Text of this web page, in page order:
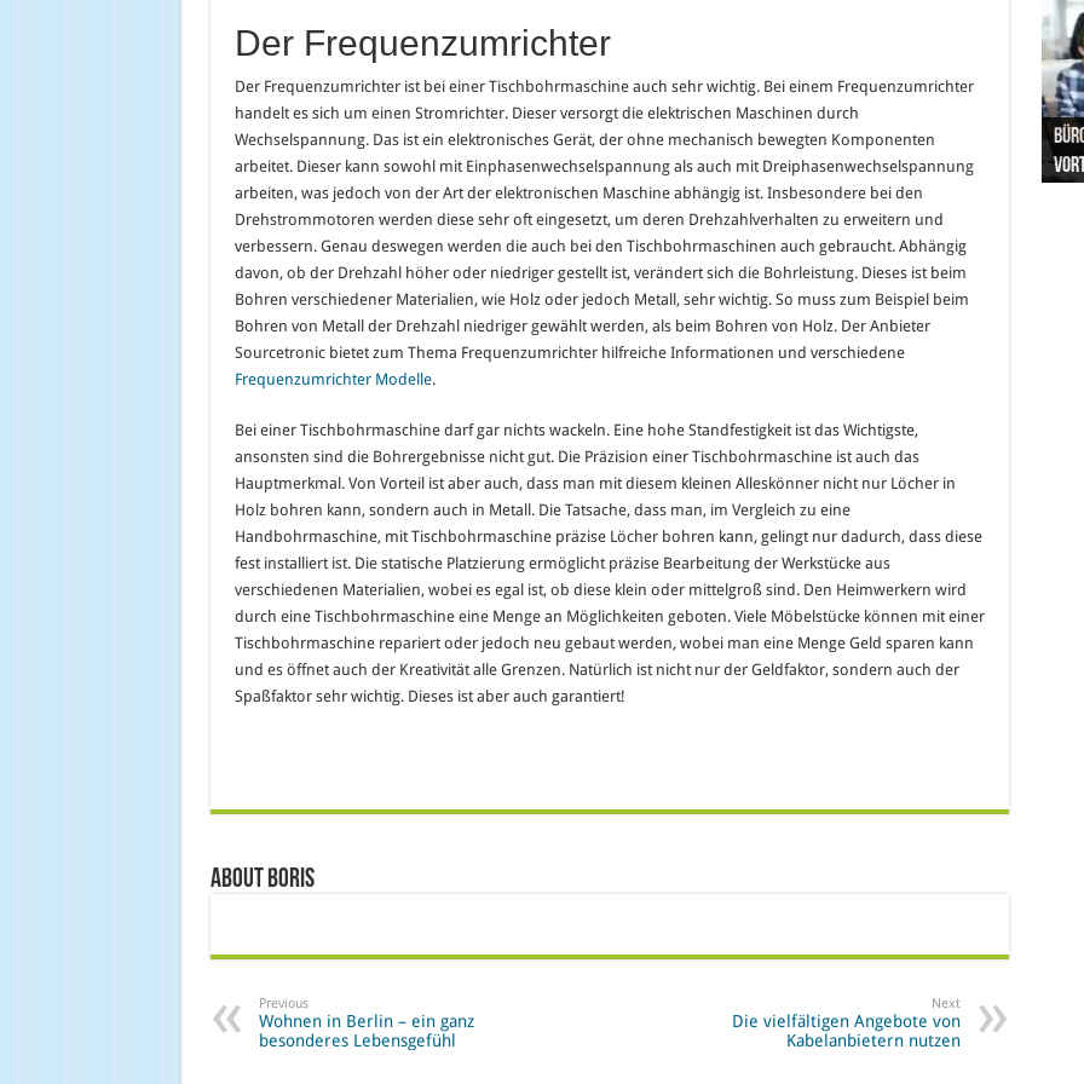
Der Frequenzumrichter
Der Frequenzumrichter ist bei einer Tischbohrmaschine auch sehr wichtig. Bei einem Frequenzumrichter
handelt es sich um einen Stromrichter. Dieser versorgt die elektrischen Maschinen durch
Wechselspannung. Das ist ein elektronisches Gerät, der ohne mechanisch bewegten Komponenten
arbeitet. Dieser kann sowohl mit Einphasenwechselspannung als auch mit Dreiphasenwechselspannung
arbeiten, was jedoch von der Art der elektronischen Maschine abhängig ist. Insbesondere bei den
Drehstrommotoren werden diese sehr oft eingesetzt, um deren Drehzahlverhalten zu erweitern und
verbessern. Genau deswegen werden die auch bei den Tischbohrmaschinen auch gebraucht. Abhängig
davon, ob der Drehzahl höher oder niedriger gestellt ist, verändert sich die Bohrleistung. Dieses ist beim
Bohren verschiedener Materialien, wie Holz oder jedoch Metall, sehr wichtig. So muss zum Beispiel beim
Bohren von Metall der Drehzahl niedriger gewählt werden, als beim Bohren von Holz. Der Anbieter
Sourcetronic bietet zum Thema Frequenzumrichter hilfreiche Informationen und verschiedene
Frequenzumrichter Modelle.
Bei einer Tischbohrmaschine darf gar nichts wackeln. Eine hohe Standfestigkeit ist das Wichtigste,
ansonsten sind die Bohrergebnisse nicht gut. Die Präzision einer Tischbohrmaschine ist auch das
Hauptmerkmal. Von Vorteil ist aber auch, dass man mit diesem kleinen Alleskönner nicht nur Löcher in
Holz bohren kann, sondern auch in Metall. Die Tatsache, dass man, im Vergleich zu eine
Handbohrmaschine, mit Tischbohrmaschine präzise Löcher bohren kann, gelingt nur dadurch, dass diese
fest installiert ist. Die statische Platzierung ermöglicht präzise Bearbeitung der Werkstücke aus
verschiedenen Materialien, wobei es egal ist, ob diese klein oder mittelgroß sind. Den Heimwerkern wird
durch eine Tischbohrmaschine eine Menge an Möglichkeiten geboten. Viele Möbelstücke können mit einer
Tischbohrmaschine repariert oder jedoch neu gebaut werden, wobei man eine Menge Geld sparen kann
und es öffnet auch der Kreativität alle Grenzen. Natürlich ist nicht nur der Geldfaktor, sondern auch der
Spaßfaktor sehr wichtig. Dieses ist aber auch garantiert!
About Boris
Previous
Wohnen in Berlin – ein ganz
besonderes Lebensgefühl
Next
Die vielfältigen Angebote von
Kabelanbietern nutzen
Pro